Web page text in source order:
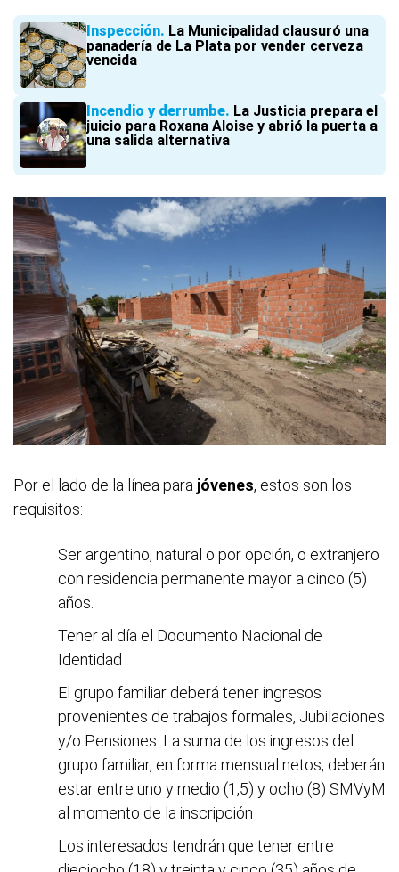
Inspección La Municipalidad clausuró una
panadería de La Plata por vender cerveza
vencida
Incendio y derrumbe La Justicia prepara el
juicio para Roxana Aloise y abrió la puerta a
una salida alternativa
Por el lado de la línea para jóvenes, estos son los
requisitos:
Ser argentino, natural o por opción, o extranjero
con residencia permanente mayor a cinco (5)
años.
Tener al día el Documento Nacional de
Identidad
El grupo familiar deberá tener ingresos
provenientes de trabajos formales, Jubilaciones
y/o Pensiones. La suma de los ingresos del
grupo familiar, en forma mensual netos, deberán
estar entre uno y medio (1,5) y ocho (8) SMVyM
al momento de la inscripción
Los interesados tendrán que tener entre